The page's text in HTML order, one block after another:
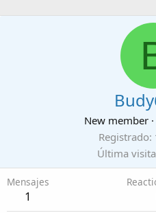
New member ·
Registrado
Última visita
Mensajes
1